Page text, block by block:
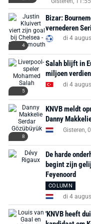
4
Bizar:
vernederen
di 4
5
Salah blijft in
miljoen
di 4
8
KNVB meldt
Danny
Gisteren,
De harde
begint zijn
Feyenoord
COLUMN
di 4
'KNVB heeft